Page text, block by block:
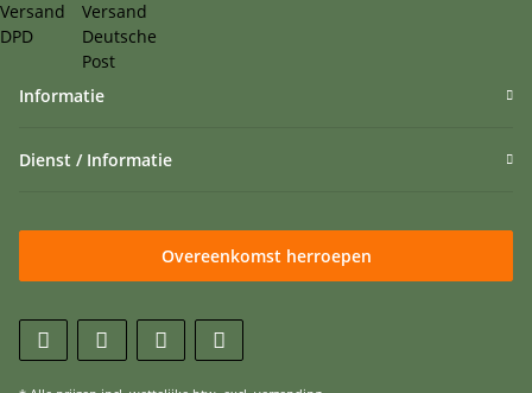
Informatie
Dienst / Informatie
Overeenkomst herroepen